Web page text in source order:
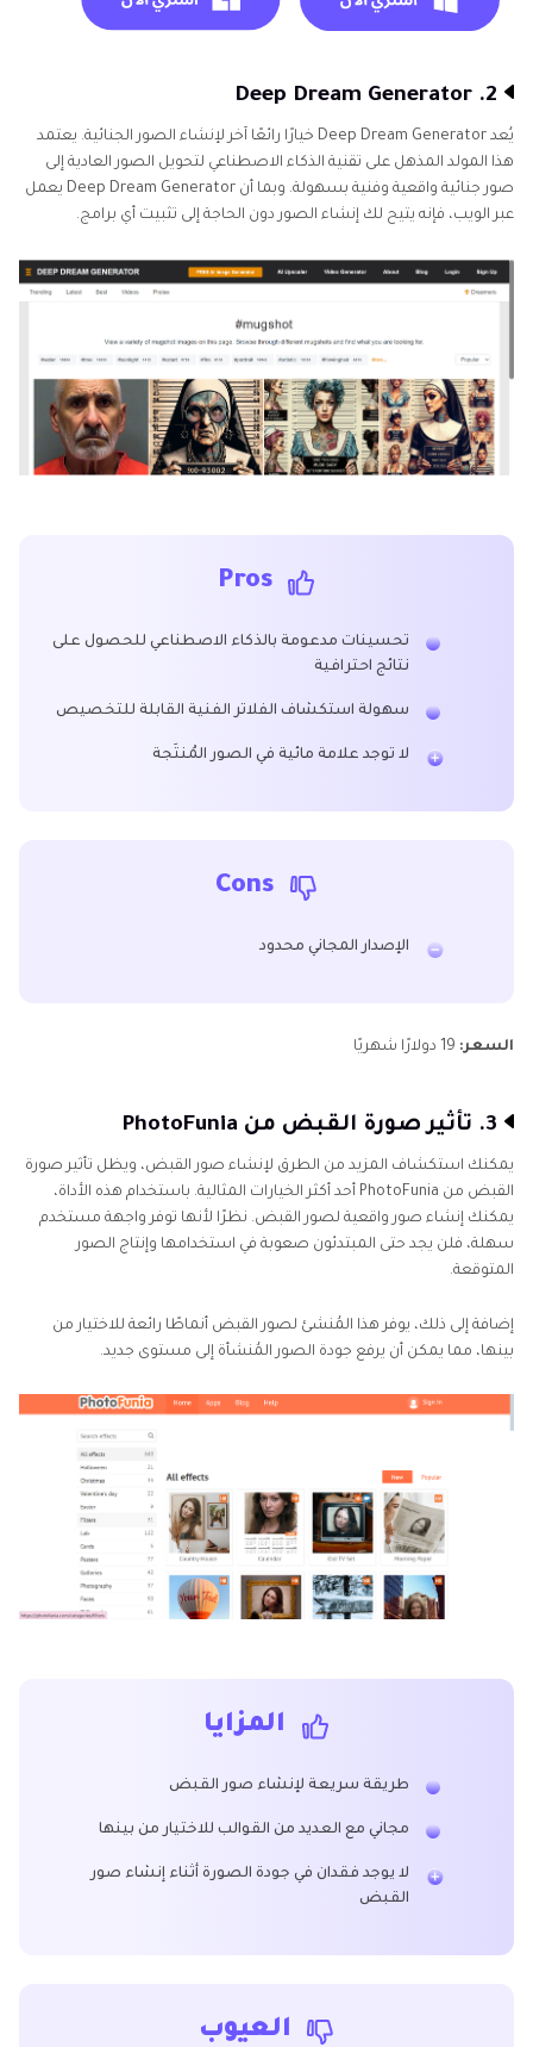
2. Deep Dream Generator
يُعد Deep Dream Generator خيارًا رائعًا آخر لإنشاء الصور الجنائية. يعتمد
هذا المولد المذهل على تقنية الذكاء الاصطناعي لتحويل الصور العادية إلى
صور جنائية واقعية وفنية بسهولة. وبما أن Deep Dream Generator يعمل
عبر الويب، فإنه يتيح لك إنشاء الصور دون الحاجة إلى تثبيت أي برامج.
Pros
تحسينات مدعومة بالذكاء الاصطناعي للحصول على
نتائج احترافية
سهولة استكشاف الفلاتر الفنية القابلة للتخصيص
لا توجد علامة مائية في الصور المُنتَجة
Cons
الإصدار المجاني محدود
السعر:
3. تأثير صورة القبض من PhotoFunia
يمكنك استكشاف المزيد من الطرق لإنشاء صور القبض، ويظل تأثير صورة
القبض من PhotoFunia أحد أكثر الخيارات المثالية. باستخدام هذه الأداة،
يمكنك إنشاء صور واقعية لصور القبض. نظرًا لأنها توفر واجهة مستخدم
سهلة، فلن يجد حتى المبتدئون صعوبة في استخدامها وإنتاج الصور
المتوقعة.
إضافة إلى ذلك، يوفر هذا المُنشئ لصور القبض أنماطًا رائعة للاختيار من
بينها، مما يمكن أن يرفع جودة الصور المُنشأة إلى مستوى جديد.
المزايا
طريقة سريعة لإنشاء صور القبض
مجاني مع العديد من القوالب للاختيار من بينها
لا يوجد فقدان في جودة الصورة أثناء إنشاء صور
القبض
العيوب